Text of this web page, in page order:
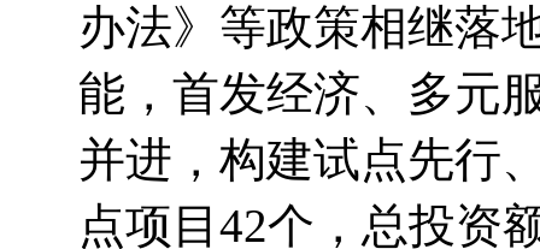
办法》等政策相继落
能，首发经济、多元
并进，构建试点先行
点项目42个，总投资